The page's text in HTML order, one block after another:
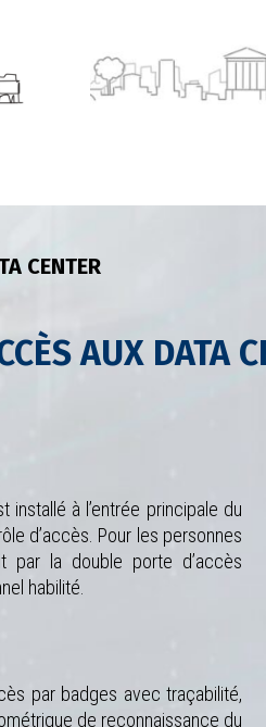
CENTER
AUX DATA
à l’entrée principale du
d’accès. Pour les personnes
par la double porte d’accès
habilité.
par badges avec traçabilité,
de reconnaissance du